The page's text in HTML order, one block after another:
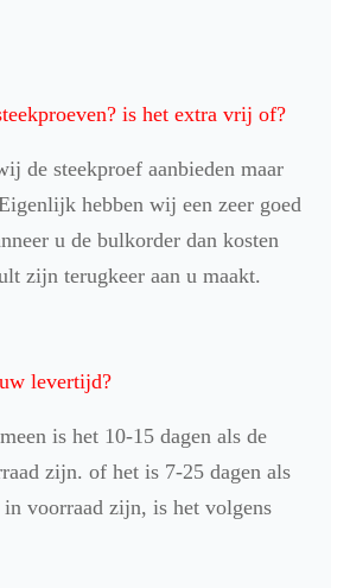
is het extra vrij of?
de steekproef aanbieden maar
hebben wij een zeer goed
u de bulkorder dan kosten
zijn terugkeer aan u maakt.
levertijd?
is het 10-15 dagen als de
zijn. of het is 7-25 dagen als
in voorraad zijn, is het volgens